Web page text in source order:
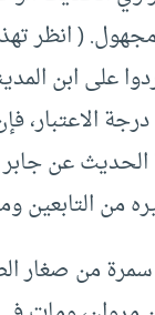
( انظر
على ابن
الاعتبار،
عن
من التابعين
من صغار